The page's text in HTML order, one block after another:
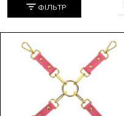
ФІЛЬТР